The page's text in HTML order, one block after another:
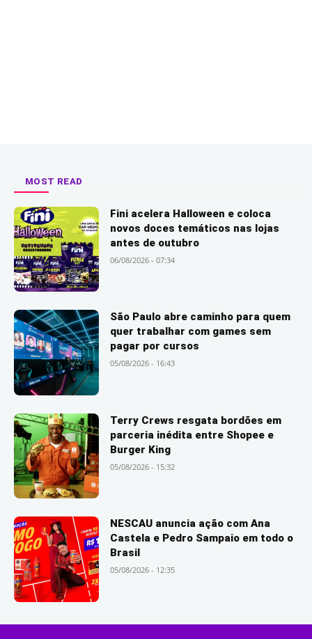
MOST READ
Fini acelera Halloween e coloca
novos doces temáticos nas lojas
antes de outubro
06/08/2026 - 07:34
São Paulo abre caminho para quem
quer trabalhar com games sem
pagar por cursos
05/08/2026 - 16:43
Terry Crews resgata bordões em
parceria inédita entre Shopee e
Burger King
05/08/2026 - 15:32
NESCAU anuncia ação com Ana
Castela e Pedro Sampaio em todo o
Brasil
05/08/2026 - 12:35